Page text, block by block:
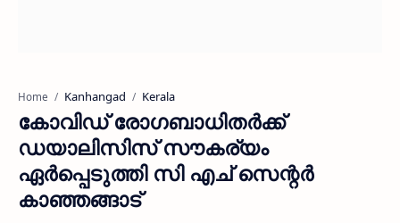
Home Kanhangad Kerala
കോവിഡ് രോഗബാധിതർക്ക്
ഡയാലിസിസ് സൗകര്യം
ഏർപ്പെടുത്തി സി എച് സെന്റർ
കാഞ്ഞങ്ങാട്